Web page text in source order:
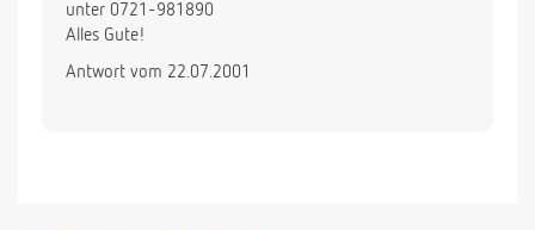
unter 0721-981890
Alles Gute!
Antwort vom 22.07.2001